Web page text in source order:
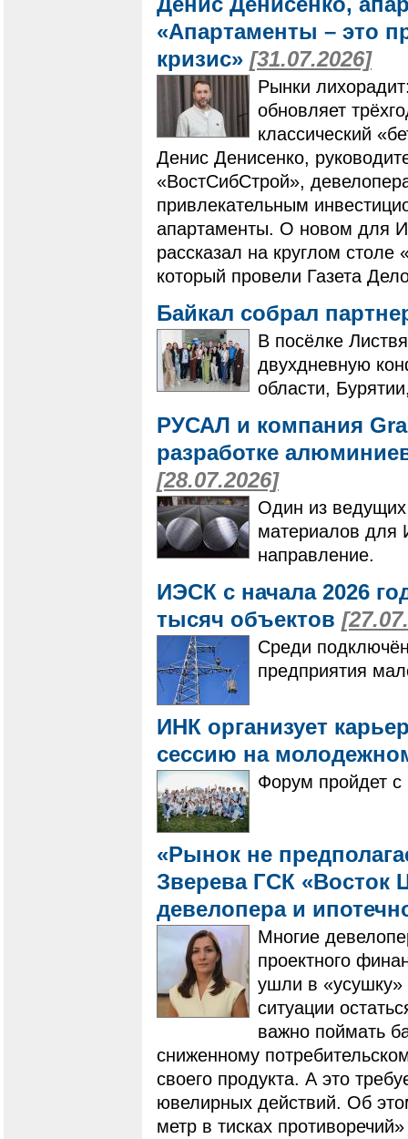
Денис Денисенко,
«Апартаменты – это
кризис» [31.07.2026]
Рынки
обновляет
классический
Денис Денисенко,
«ВостСибСтрой»,
привлекательным
апартаменты. О новом для
рассказал на круглом столе
который провели Газета
Байкал собрал
В посёлке
двухдневную
области,
РУСАЛ и компания
разработке
[28.07.2026]
Один из ведущих
материалов для
направление.
ИЭСК с начала 2026
тысяч объектов
Среди
предприятия
ИНК организует
сессию на
Форум пройдет с
«Рынок не
Зверева ГСК «Восток
девелопера и
Многие
проектного
ушли в «усушку»
ситуации
важно поймать
сниженному
своего продукта. А это
ювелирных действий. Об
метр в тисках